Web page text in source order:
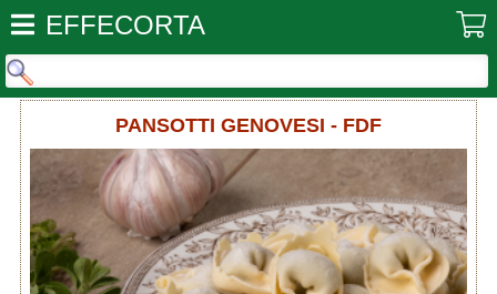
EFFECORTA
PANSOTTI GENOVESI - FDF